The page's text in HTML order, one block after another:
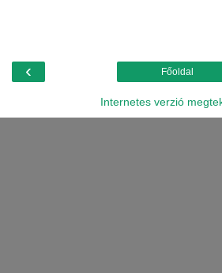
‹ Főoldal
Internetes verzió